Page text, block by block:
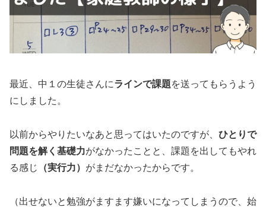
最近、中１の生徒さんにラインで課題を送ってもらうよう
にしました。
以前からやりたいなあと思ってはいたのですが、 ひとりで
問題を解く基礎力がなかったことと、課題を出してもやれ
る感じ
（実行力） がまだなかったからです。
（出せないと勉強がますます嫌いになってしまうので、始